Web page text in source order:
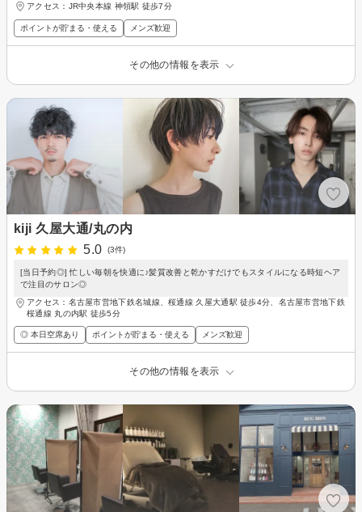
アクセス：JR中央本線 神領駅 徒歩7分
ポイントが貯まる・使える メンズ歓迎
その他の情報を表示
kiji 久屋大通/丸の内
5.0
(3件)
[当日予約◎] 忙しい毎朝を快適に♪髪質改善と乾かすだけでもスタイルになる時短ヘア
で注目のサロン◎
アクセス：名古屋市営地下鉄名城線、桜通線 久屋大通駅 徒歩4分、名古屋市営地下鉄
桜通線 丸の内駅 徒歩5分
◎ 本日空席あり ポイントが貯まる・使える メンズ歓迎
その他の情報を表示